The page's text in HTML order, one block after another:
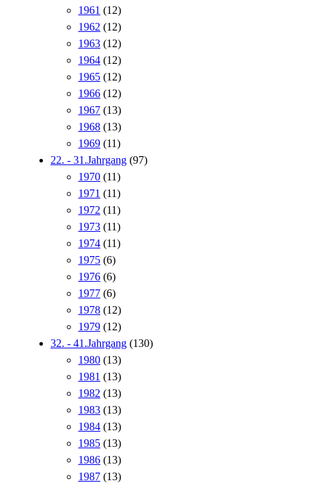
1961 (12)
1962 (12)
1963 (12)
1964 (12)
1965 (12)
1966 (12)
1967 (13)
1968 (13)
1969 (11)
22. - 31.Jahrgang (97)
1970 (11)
1971 (11)
1972 (11)
1973 (11)
1974 (11)
1975 (6)
1976 (6)
1977 (6)
1978 (12)
1979 (12)
32. - 41.Jahrgang (130)
1980 (13)
1981 (13)
1982 (13)
1983 (13)
1984 (13)
1985 (13)
1986 (13)
1987 (13)